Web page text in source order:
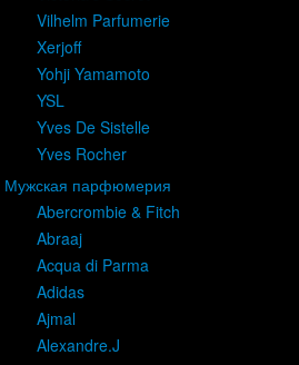
Vilhelm Parfumerie
Xerjoff
Yohji Yamamoto
YSL
Yves De Sistelle
Yves Rocher
Мужская парфюмерия
Abercrombie & Fitch
Abraaj
Acqua di Parma
Adidas
Ajmal
Alexandre.J